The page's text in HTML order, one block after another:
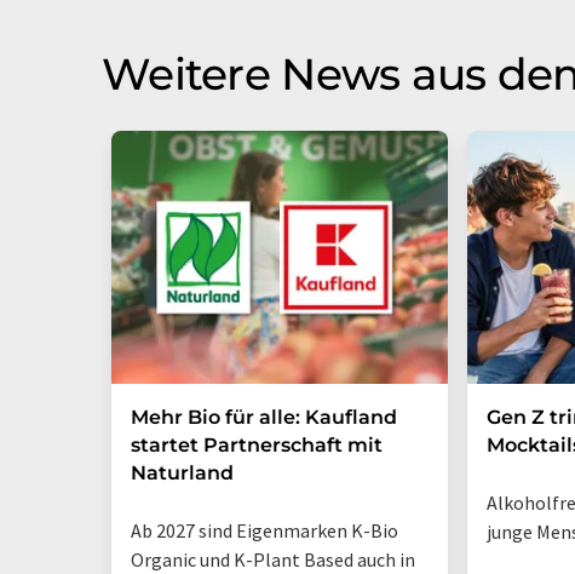
Weitere News aus
Mehr Bio für alle: Kaufland
startet Partnerschaft mit
Naturland
Ab 2027 sind Eigenmarken K-Bio
Organic und K-Plant Based auch in
Gen Z
junge